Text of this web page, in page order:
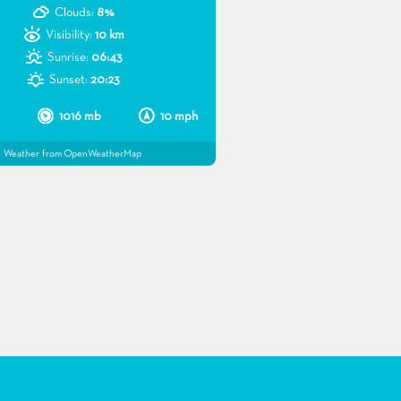
1016 mb 10 mph
Clouds: 8%
Visibility: 10 km
Sunrise: 06:43
Sunset: 20:23
Weather from OpenWeatherMap